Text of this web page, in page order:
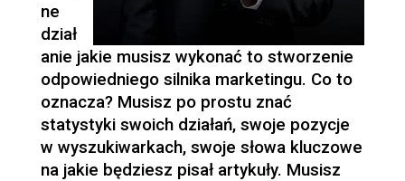
ne
dział
anie jakie musisz wykonać to stworzenie
odpowiedniego silnika marketingu. Co to
oznacza? Musisz po prostu znać
statystyki swoich działań, swoje pozycje
w wyszukiwarkach, swoje słowa kluczowe
na jakie będziesz pisał artykuły. Musisz